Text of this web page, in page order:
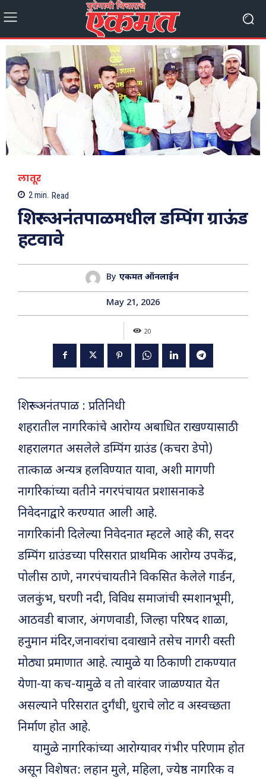
लातूर
2min. Read
शिरूर अनंतपाळमधील डम्पिंग ग्राऊंड
हटवावे
By एकमत ऑनलाईन
May 21, 2026
20
शिरूर अनंतपाळ : प्रतिनिधी
शहरातील नागरिकांचे आरोग्य अबाधित राखण्यासाठी
शहरालगत असलेले डम्पिंग ग्राउंड (कचरा डेपो)
तात्काळ अन्यत्र हलविण्यात यावा, अशी मागणी
नागरिकांच्या वतीने नगरपंचायत प्रशासनाकडे
निवेदनाद्वारे करण्यात आली आहे.
नागरिकांनी दिलेल्या निवेदनात म्हटले आहे की, सदर
डम्पिंग ग्राउंडच्या परिसरात प्राथमिक आरोग्य उपकेंद्र,
पोलीस ठाणे, नगरपंचायतीने विकसित केलेले गार्डन,
जलकुंभ, घरणी नदी, विविध समाजांची स्मशानभूमी,
आठवडी बाजार, अंगणवाडी, जिल्हा परिषद शाळा,
हनुमान मंदिर,जनावरांचा दवाखाने तसेच नागरी वस्ती
मोठ्या प्रमाणात आहे. त्यामुळे या ठिकाणी टाकण्यात
येणा-या कच-यामुळे व तो वारंवार जाळण्यात येत
असल्याने परिसरात दुर्गंधी, धुराचे लोट व अस्वच्छता
निर्माण होत आहे.
यामुळे नागरिकांच्या आरोग्यावर गंभीर परिणाम होत
असून विशेषत: लहान मुले, महिला, ज्येष्ठ नागरिक व